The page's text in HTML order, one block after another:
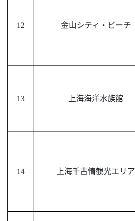
12 金山シティ・ビーチ
13 上海海洋水族館
14 上海千古情観光エリア